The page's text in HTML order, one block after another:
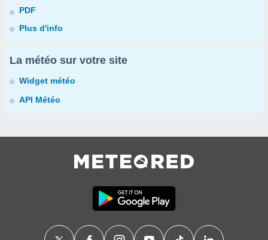
PDF
Plus d'info
La météo sur votre site
Widget météo
API Météo